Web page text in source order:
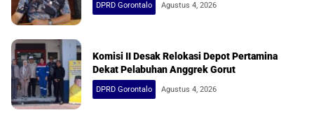
DPRD Gorontalo Agustus 4, 2026
Komisi II Desak Relokasi Depot Pertamina
Dekat Pelabuhan Anggrek Gorut
DPRD Gorontalo Agustus 4, 2026